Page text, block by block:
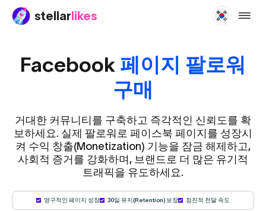
stellarlikes buy-
Facebook 페이지 팔로워
구매
거대한 커뮤니티를 구축하고 즉각적인 신뢰도를 확
보하세요. 실제 팔로워로 페이스북 페이지를 성장시
켜 수익 창출(Monetization) 기능을 잠금 해제하고,
사회적 증거를 강화하며, 브랜드로 더 많은 유기적
트래픽을 유도하세요.
영구적인 페이지 성장 30일 유지(Retention) 보장 점진적 전달 속도